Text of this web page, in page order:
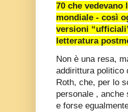
70 che
mondiale - così
versioni
letteratura
Non è una resa,
addirittura politico
Roth, che, per lo
personale ,
e forse